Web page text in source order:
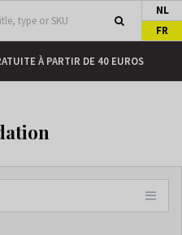
NL
FR
À PARTIR DE 40 EUROS